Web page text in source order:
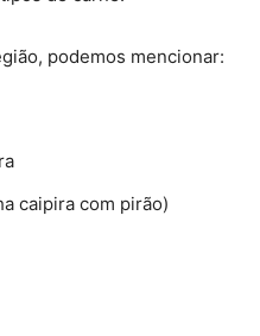
podemos mencionar:
caipira com pirão)